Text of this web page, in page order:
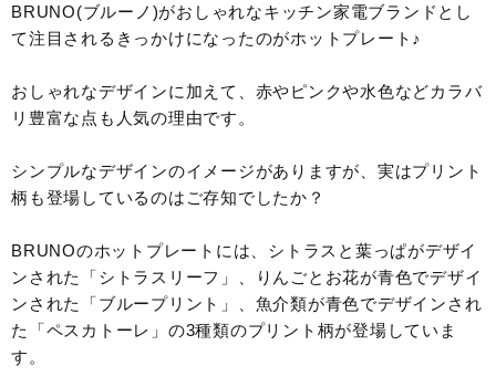
BRUNO(ブルーノ)がおしゃれなキッチン家電ブランドとし
て注目されるきっかけになったのがホットプレート♪
おしゃれなデザインに加えて、赤やピンクや水色などカラバ
リ豊富な点も人気の理由です。
シンプルなデザインのイメージがありますが、実はプリント
柄も登場しているのはご存知でしたか？
BRUNOのホットプレートには、シトラスと葉っぱがデザイ
ンされた「シトラスリーフ」、りんごとお花が青色でデザイ
ンされた「ブループリント」、魚介類が青色でデザインされ
た「ペスカトーレ」の3種類のプリント柄が登場していま
す。